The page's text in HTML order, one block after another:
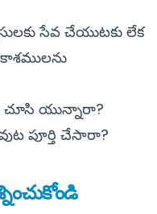
సేవ చేయుటకు లేక
చూసి యున్నారా?
పూర్తి చేసారా?